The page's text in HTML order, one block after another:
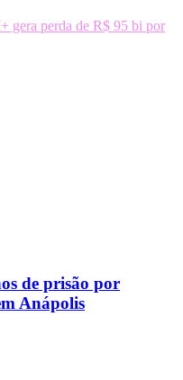
gera perda de R$ 95 bi por
de prisão por
Anápolis